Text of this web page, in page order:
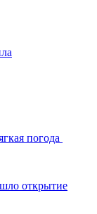
погода
открытие